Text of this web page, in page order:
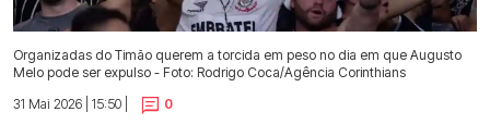
Organizadas do Timão querem a torcida em peso no dia em que Augusto
Melo pode ser expulso - Foto: Rodrigo Coca/Agência Corinthians
31 Mai 2026 | 15:50 |
0